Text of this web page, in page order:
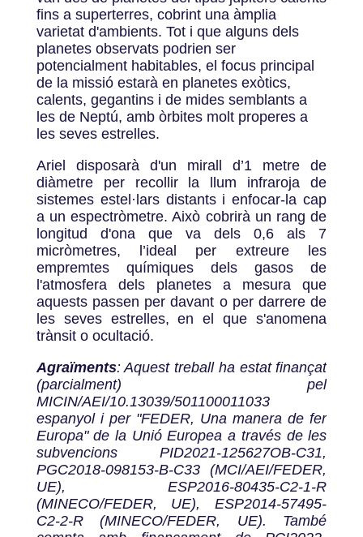
fins a superterres, cobrint una àmplia
varietat d'ambients. Tot i que alguns dels
planetes observats podrien ser
potencialment habitables, el focus principal
de la missió estarà en planetes exòtics,
calents, gegantins i de mides semblants a
les de Neptú, amb òrbites molt properes a
les seves estrelles.
Ariel disposarà d'un mirall d’1 metre de
diàmetre per recollir la llum infraroja de
sistemes estel·lars distants i enfocar-la cap
a un espectròmetre. Això cobrirà un rang de
longitud d'ona que va dels 0,6 als 7
micròmetres, l’ideal per extreure les
empremtes químiques dels gasos de
l'atmosfera dels planetes a mesura que
aquests passen per davant o per darrere de
les seves estrelles, en el que s'anomena
trànsit o ocultació.
Agraïments: Aquest treball ha estat finançat
(parcialment) pel
MICIN/AEI/10.13039/501100011033
espanyol i per "FEDER, Una manera de fer
Europa" de la Unió Europea a través de les
subvencions PID2021-125627OB-C31,
PGC2018-098153-B-C33 (MCI/AEI/FEDER,
UE), ESP2016-80435-C2-1-R
(MINECO/FEDER, UE), ESP2014-57495-
C2-2-R (MINECO/FEDER, UE). També